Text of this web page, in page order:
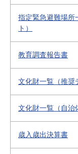
指定緊急避難場所
ト）
教育調査報告書
文化財一覧（推奨
文化財一覧（自治
歳入歳出決算書